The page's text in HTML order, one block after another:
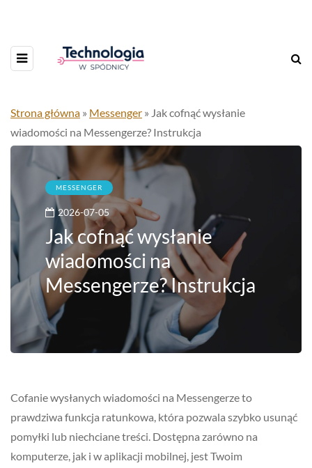
Strona główna » Messenger » Jak cofnąć wysłanie
wiadomości na Messengerze? Instrukcja
MESSENGER
2026-07-05
Jak cofnąć wysłanie
wiadomości na
Messengerze? Instrukcja
Cofanie wysłanych wiadomości na Messengerze to
prawdziwa funkcja ratunkowa, która pozwala szybko usunąć
pomyłki lub niechciane treści. Dostępna zarówno na
komputerze, jak i w aplikacji mobilnej, jest Twoim